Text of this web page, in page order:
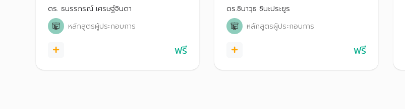
ของคำศัพท์ (Keywords) ที่ใช้ในกลุ่มสตาร์ท
อัพ
ดร. ธนรรภรณ์ เศรษฐ์จินดา
หลักสูตรผู้ประกอบการ
ฟรี
ดร.ชินาวุธ ชินะประยูร
หลักสูตรผู้ประกอบการ
ฟรี